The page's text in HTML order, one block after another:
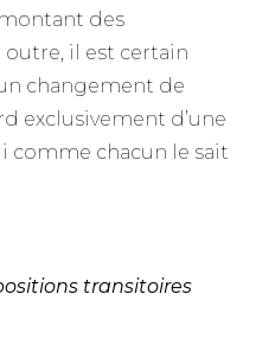
des
il est certain
changement de
exclusivement d’une
comme chacun le sait
transitoires